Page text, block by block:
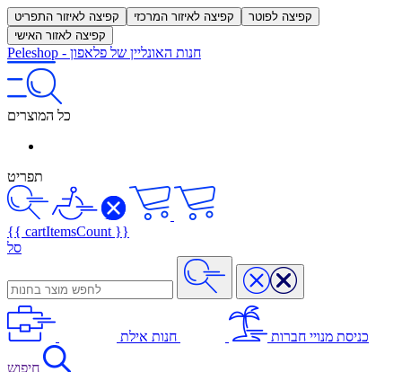
קפיצה לאיזור התפריט קפיצה לאיזור המרכזי
קפיצה לפוטר
קפיצה לאזור האישי
Peleshop - חנות האונליין של פלאפון
כל המוצרים
תפריט
{{ cartItemsCount }}
סל
כניסת מנויי חברות חנות אילת
חיפוש